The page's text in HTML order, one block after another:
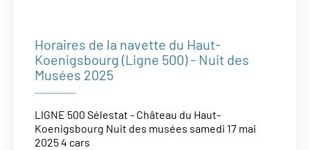
Horaires de la navette du Haut-
Koenigsbourg (Ligne 500) - Nuit des
Musées 2025
LIGNE 500 Sélestat - Château du Haut-
Koenigsbourg Nuit des musées samedi 17 mai
2025 4 cars